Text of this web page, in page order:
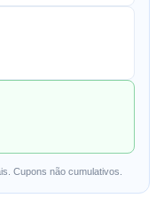
Cupons não cumulativos.